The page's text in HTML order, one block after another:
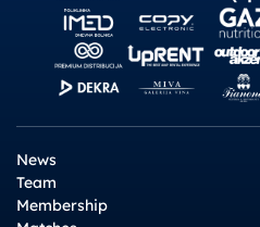
News
Team
Membership